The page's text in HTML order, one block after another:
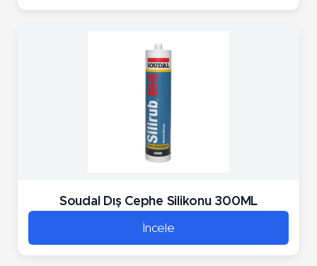
Soudal Dış Cephe Silikonu 300ML
İncele